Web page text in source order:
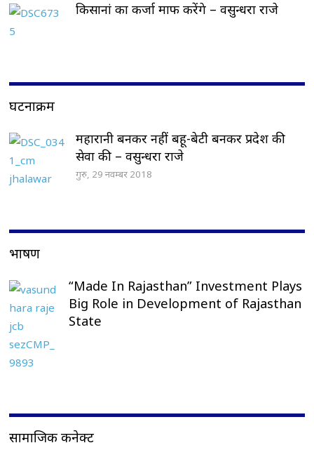
किसानां का कर्जा माफ करेंगे – वसुन्धरा राजे
घटनाक्रम
महारानी बनकर नहीं बहू-बेटी बनकर प्रदेश की
सेवा की – वसुन्धरा राजे
गुरु, 29 नवम्बर 2018
भाषण
“Made In Rajasthan” Investment Plays
Big Role in Development of Rajasthan
State
सामाजिक कनेक्ट